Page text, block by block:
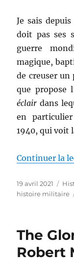
Je sais
doit pas ses
guerre
magique,
de creuser un
que propose
éclair dans
en
1940, qui voit
Continuer la
Publié
le
19 avril 2021
histoire militaire
The
Robert